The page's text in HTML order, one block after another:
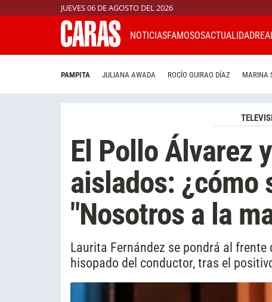
JUEVES 06 DE AGOSTO DEL 2026
NOTICIASFAMOSOSACTUALIDAD
PAMPITA JULIANA AWADA ROCÍO GUIRAO DÍAZ MARINA
El Pollo Álvarez
aislados: ¿cómo
"Nosotros a la
Laurita Fernández se pondrá al
hisopado del conductor, tras el